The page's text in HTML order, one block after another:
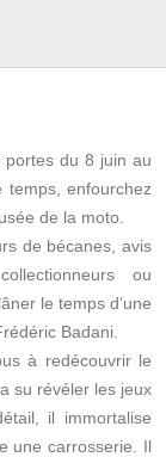
portes du 8 juin au
enfourchez
de la moto.
de bécanes, avis
ou
le temps d’une
Badani.
à redécouvrir le
su révéler les jeux
il immortalise
une carrosserie. Il